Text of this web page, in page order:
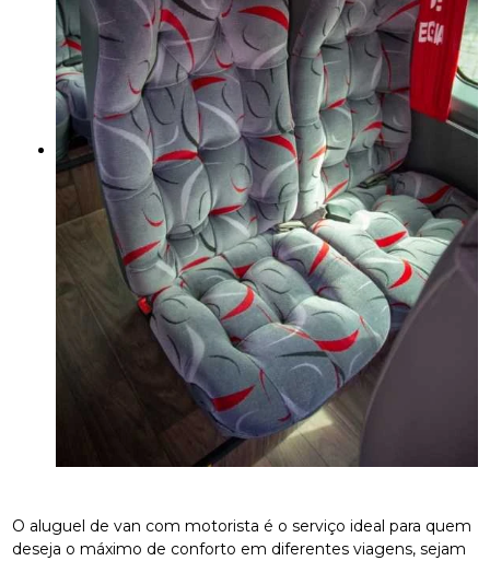
O aluguel de van com motorista é o serviço ideal para quem
deseja o máximo de conforto em diferentes viagens, sejam